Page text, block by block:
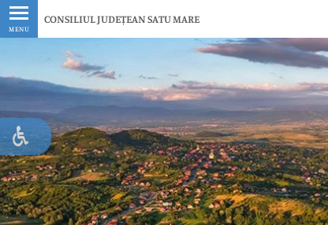
MENU
CONSILIUL JUDEȚEAN SATU MARE